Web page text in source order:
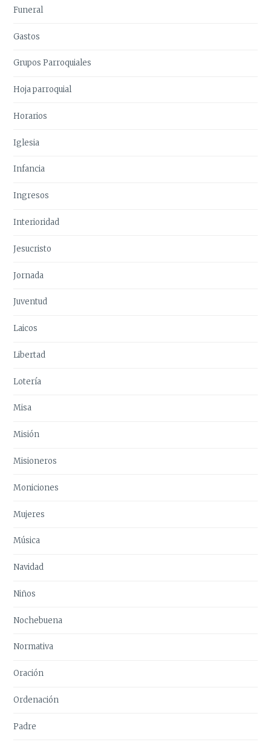
Funeral
Gastos
Grupos Parroquiales
Hoja parroquial
Horarios
Iglesia
Infancia
Ingresos
Interioridad
Jesucristo
Jornada
Juventud
Laicos
Libertad
Lotería
Misa
Misión
Misioneros
Moniciones
Mujeres
Música
Navidad
Niños
Nochebuena
Normativa
Oración
Ordenación
Padre